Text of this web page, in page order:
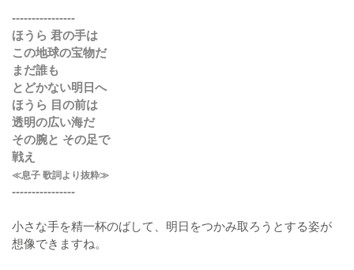
----------------
ほうら 君の手は
この地球の宝物だ
まだ誰も
とどかない明日へ
ほうら 目の前は
透明の広い海だ
その腕と その足で
戦え
≪息子 歌詞より抜粋≫
----------------
小さな手を精一杯のばして、明日をつかみ取ろうとする姿が
想像できますね。